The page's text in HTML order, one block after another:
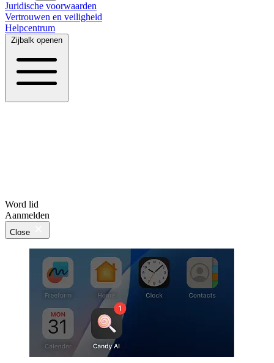
Juridische voorwaarden
Vertrouwen en veiligheid
Helpcentrum
Zijbalk openen
Word lid
Aanmelden
Close